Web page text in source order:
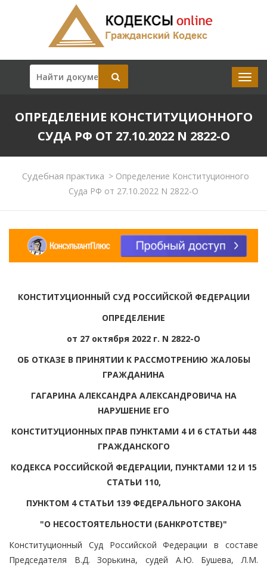
ОПРЕДЕЛЕНИЕ КОНСТИТУЦИОННОГО
СУДА РФ ОТ 27.10.2022 N 2822-О
Судебная практика > Определение Конституционного
Суда РФ от 27.10.2022 N 2822-О
КОНСТИТУЦИОННЫЙ СУД РОССИЙСКОЙ ФЕДЕРАЦИИ
ОПРЕДЕЛЕНИЕ
от 27 октября 2022 г. N 2822-О
ОБ ОТКАЗЕ В ПРИНЯТИИ К РАССМОТРЕНИЮ ЖАЛОБЫ
ГРАЖДАНИНА
ГАГАРИНА АЛЕКСАНДРА АЛЕКСАНДРОВИЧА НА
НАРУШЕНИЕ ЕГО
КОНСТИТУЦИОННЫХ ПРАВ ПУНКТАМИ 4 И 6 СТАТЬИ 448
ГРАЖДАНСКОГО
КОДЕКСА РОССИЙСКОЙ ФЕДЕРАЦИИ, ПУНКТАМИ 12 И 15
СТАТЬИ 110,
ПУНКТОМ 4 СТАТЬИ 139 ФЕДЕРАЛЬНОГО ЗАКОНА
"О НЕСОСТОЯТЕЛЬНОСТИ (БАНКРОТСТВЕ)"
Конституционный Суд Российской Федерации в составе
Председателя В.Д. Зорькина, судей А.Ю. Бушева, Л.М.